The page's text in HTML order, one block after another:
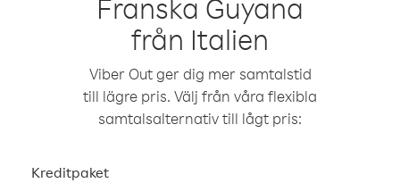
Franska Guyana
från Italien
Viber Out ger dig mer samtalstid
till lägre pris. Välj från våra flexibla
samtalsalternativ till lågt pris:
Kreditpaket